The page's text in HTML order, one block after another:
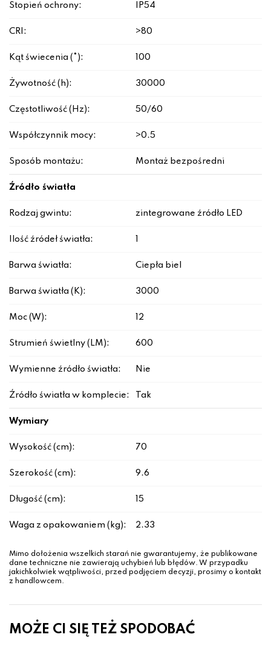
Stopień ochrony: IP54
CRI: >80
Kąt świecenia (°): 100
Żywotność (h): 30000
Częstotliwość (Hz): 50/60
Współczynnik mocy: >0.5
Sposób montażu: Montaż bezpośredni
Źródło światła
Rodzaj gwintu: zintegrowane źródło LED
Ilość źródeł światła:
Barwa światła: Ciepła biel
Barwa światła (K): 3000
Moc (W): 12
Strumień świetlny (LM): 600
Wymienne źródło światła: Nie
Źródło światła w komplecie: Tak
Wymiary
Wysokość (cm): 70
Szerokość (cm): 9.6
Długość (cm): 15
Waga z opakowaniem (kg): 2.33
Mimo dołożenia wszelkich starań nie gwarantujemy, że publikowane
dane techniczne nie zawierają uchybień lub błędów. W przypadku
jakichkolwiek wątpliwości, przed podjęciem decyzji, prosimy o kontakt
z handlowcem.
MOŻE CI SIĘ TEŻ SPODOBAĆ